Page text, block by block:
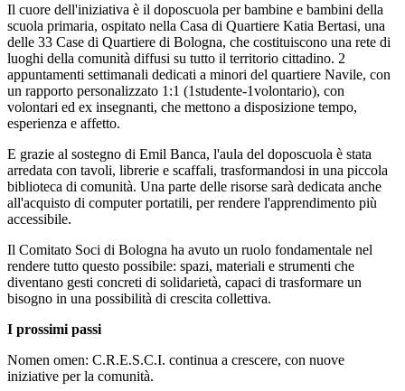
Il cuore dell'iniziativa è il doposcuola per bambine e bambini della
scuola primaria, ospitato nella Casa di Quartiere Katia Bertasi, una
delle 33 Case di Quartiere di Bologna, che costituiscono una rete di
luoghi della comunità diffusi su tutto il territorio cittadino. 2
appuntamenti settimanali dedicati a minori del quartiere Navile, con
un rapporto personalizzato 1:1 (1studente-1volontario), con
volontari ed ex insegnanti, che mettono a disposizione tempo,
esperienza e affetto.
E grazie al sostegno di Emil Banca, l'aula del doposcuola è stata
arredata con tavoli, librerie e scaffali, trasformandosi in una piccola
biblioteca di comunità. Una parte delle risorse sarà dedicata anche
all'acquisto di computer portatili, per rendere l'apprendimento più
accessibile.
Il Comitato Soci di Bologna ha avuto un ruolo fondamentale nel
rendere tutto questo possibile: spazi, materiali e strumenti che
diventano gesti concreti di solidarietà, capaci di trasformare un
bisogno in una possibilità di crescita collettiva.
I prossimi passi
Nomen omen: C.R.E.S.C.I. continua a crescere, con nuove
iniziative per la comunità.